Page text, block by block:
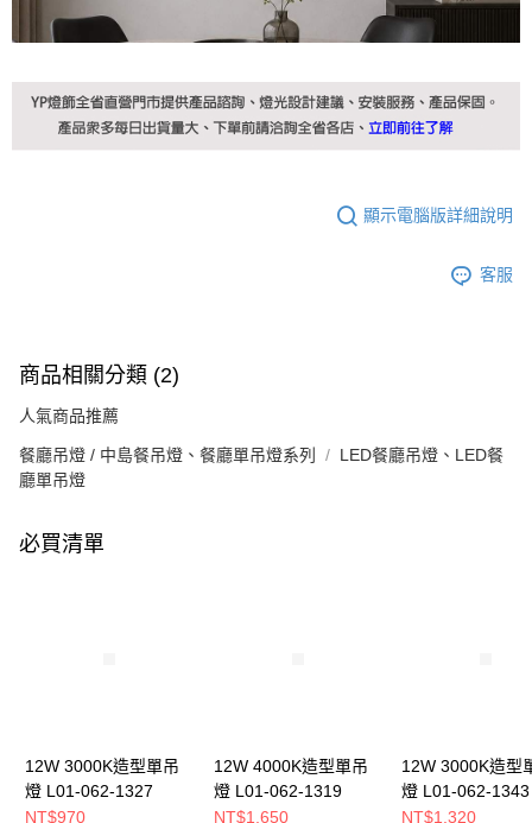
顯示電腦版詳細說明
客服
商品相關分類 (2)
人氣商品推薦
餐廳吊燈 / 中島餐吊燈、餐廳單吊燈系列
LED餐廳吊燈、LED餐
廳單吊燈
必買清單
12W 3000K造型單吊
燈 L01-062-1327
NT$970
12W 4000K造型單吊
燈 L01-062-1319
NT$1,650
12W 3000K造型
燈 L01-062-1343
NT$1,320